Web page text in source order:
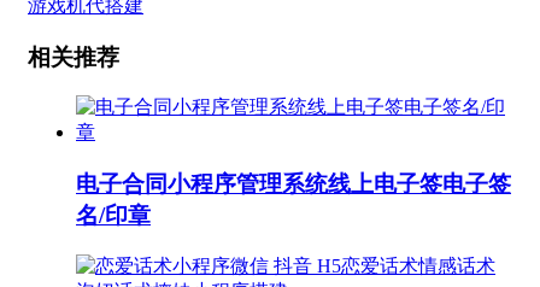
游戏机代搭建
相关推荐
电子合同小程序管理系统线上电子签电子签
名/印章